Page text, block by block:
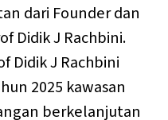
dari Founder dan
Didik J Rachbini.
Didik J Rachbini
2025 kawasan
berkelanjutan